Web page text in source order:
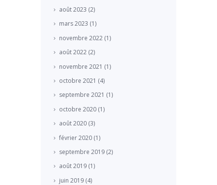
août2023 (2)
mars2023 (1)
novembre 2022(1)
août2022(2)
novembre 2021 (1)
octobre 2021 (4)
septembre 2021 (1)
octobre 2020(1)
août2020(3)
février2020(1)
septembre 2019(2)
août2019(1)
juin 2019(4)